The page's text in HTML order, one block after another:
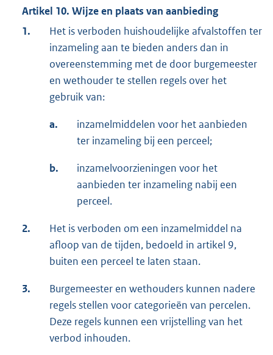
Artikel 10. Wijze en plaats van aanbieding
1.
Het is verboden huishoudelijke afvalstoffen ter
inzameling aan te bieden anders dan in
overeenstemming met de door burgemeester
en wethouder te stellen regels over het
gebruik van:
a.
inzamelmiddelen voor het aanbieden
ter inzameling bij een perceel;
b.
inzamelvoorzieningen voor het
aanbieden ter inzameling nabij een
perceel.
2.
Het is verboden om een inzamelmiddel na
afloop van de tijden, bedoeld in artikel 9,
buiten een perceel te laten staan.
3.
Burgemeester en wethouders kunnen nadere
regels stellen voor categorieën van percelen.
Deze regels kunnen een vrijstelling van het
verbod inhouden.